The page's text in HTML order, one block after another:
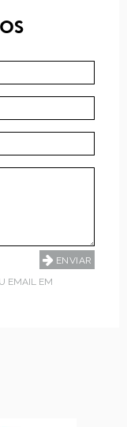
EMAIL EM